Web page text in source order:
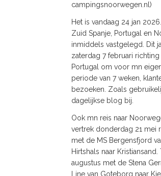
campingsnoorwegen.nl)
Het is vandaag 24 jan
Zuid Spanje, Portugal en
inmiddels vastgelegd. Dit
zaterdag 7 februari
Portugal om voor mn
periode van 7 weken,
bezoeken. Zoals
dagelijkse blog bij.
Ook mn reis naar
vertrek donderdag 21 mei
met de MS Bergensfjord
Hirtshals naar
augustus met de Stena
Line van Goteborg naar